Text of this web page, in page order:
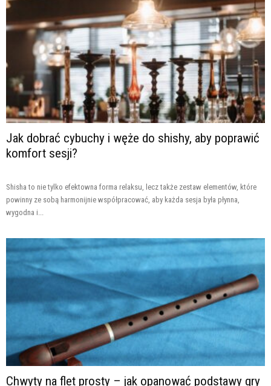
Jak dobrać cybuchy i węże do shishy, aby poprawić
komfort sesji?
Shisha to nie tylko efektowna forma relaksu, lecz także zestaw elementów, które
powinny ze sobą harmonijnie współpracować, aby każda sesja była płynna,
wygodna i...
Chwyty na flet prosty – jak opanować podstawy gry